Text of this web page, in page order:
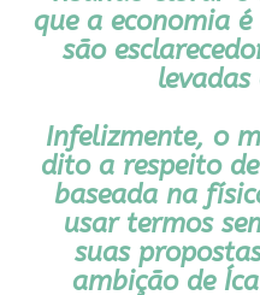
que a economia
são
Infelizmente, o
dito a respeito
baseada na
usar termos
suas
ambição de